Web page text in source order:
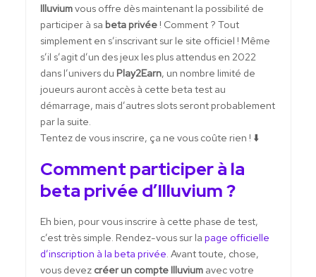
Illuviumvous offre dès maintenant la possibilité de
participer à sa beta privée! Comment ? Tout
simplement en s’inscrivant sur le site officiel ! Même
s’il s’agit d’un des jeux les plus attendus en 2022
dans l’univers du Play2Earn, un nombre limité de
joueurs auront accès à cette beta test au
démarrage, mais d’autres slots seront probablement
par la suite.
Tentez de vous inscrire, ça ne vous coûte rien ! ⬇️
Comment participer à la
beta privée d’Illuvium ?
Eh bien, pour vous inscrire à cette phase de test,
c’est très simple. Rendez-vous sur la page officielle
d’inscription à la beta privée. Avant toute, chose,
vous devez créer un compte Illuviumavec votre